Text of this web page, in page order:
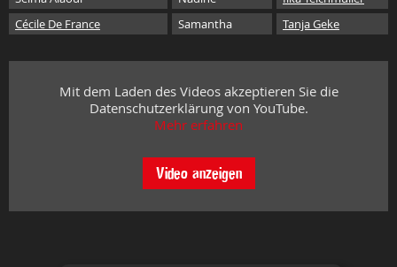
Cécile De France
Samantha Tanja Geke
Mit dem Laden des Videos akzeptieren Sie die
Datenschutzerklärung von YouTube.
Mehr erfahren
Video anzeigen